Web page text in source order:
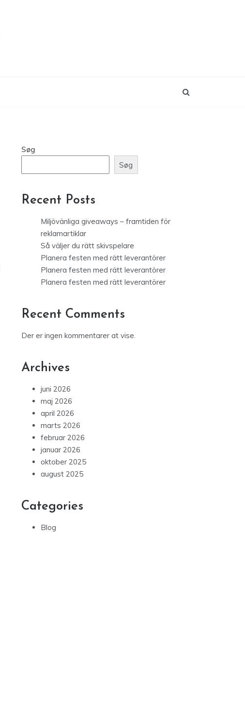
Søg
Søg
Recent Posts
Miljövänliga giveaways – framtiden för
reklamartiklar
Så väljer du rätt skivspelare
Planera festen med rätt leverantörer
Planera festen med rätt leverantörer
Planera festen med rätt leverantörer
Recent Comments
Der er ingen kommentarer at vise.
Archives
juni 2026
maj 2026
april 2026
marts 2026
februar 2026
januar 2026
oktober 2025
august 2025
Categories
Blog